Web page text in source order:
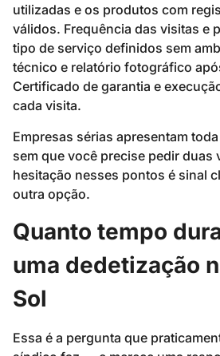
utilizadas e os produtos com
válidos. Frequência das visitas e
tipo de serviço definidos sem
técnico e relatório fotográfico
Certificado de garantia e
cada visita.
Empresas sérias apresentam
sem que você precise pedir duas
hesitação nesses pontos é sinal
outra opção.
Quanto tempo
uma dedetização
Sol
Essa é a pergunta que